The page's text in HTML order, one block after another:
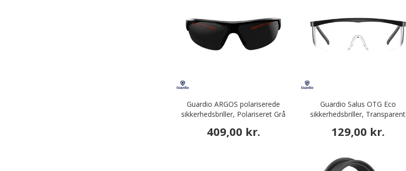
Guardio ARGOS polariserede
sikkerhedsbriller, Polariseret Grå
409,00 kr.
Guardio Salus OTG Eco
sikkerhedsbriller, Transparent
129,00 kr.